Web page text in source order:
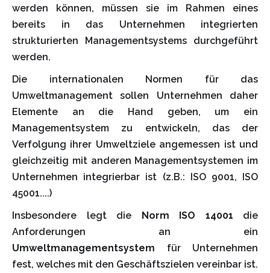
werden können, müssen sie im Rahmen eines
bereits in das Unternehmen integrierten
strukturierten Managementsystems durchgeführt
werden.
Die internationalen Normen für das
Umweltmanagement sollen Unternehmen daher
Elemente an die Hand geben, um ein
Managementsystem zu entwickeln, das der
Verfolgung ihrer Umweltziele angemessen ist und
gleichzeitig mit anderen Managementsystemen im
Unternehmen integrierbar ist (z.B.: ISO 9001, ISO
45001....)
Insbesondere legt die
Norm ISO 14001 die
Anforderungen an ein
Umweltmanagementsystem für Unternehmen
fest, welches mit den Geschäftszielen vereinbar ist.